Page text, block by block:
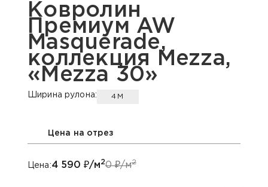
Ковролин
Премиум AW
Masquerade,
коллекция Mezza,
«Mezza 30»
Ширина рулона: 4М
Цена на отрез
Цена:4 590 ₽/м20₽/м2